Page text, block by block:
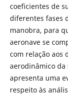
coeficientes de
diferentes fases
manobra, para
aeronave se
com relação aos
aerodinâmico da
apresenta uma
respeito às